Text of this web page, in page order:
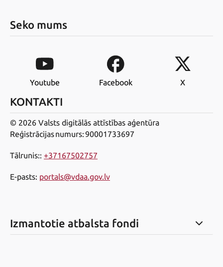
Seko mums
Youtube Facebook X
KONTAKTI
© 2026 Valsts digitālās attīstības aģentūra
Reģistrācijas numurs: 90001733697
Tālrunis:: +37167502757
E-pasts: portals@vdaa.gov.lv
Izmantotie atbalsta fondi